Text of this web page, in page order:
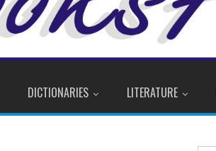
DICTIONARIES LITERATURE